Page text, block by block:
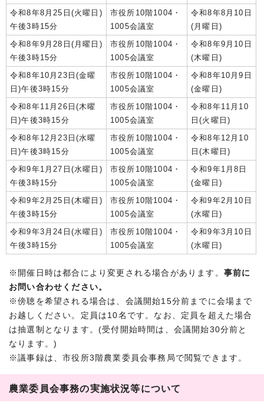
令和8年8月25日(火曜日)
午後3時15分
市役所10階1004・
1005会議室
令和8年8月10日
(月曜日)
令和8年9月28日(月曜日)
午後3時15分
市役所10階1004・
1005会議室
令和8年9月10日
(木曜日)
令和8年10月23日(金曜
日)午後3時15分
市役所10階1004・
1005会議室
令和8年10月9日
(金曜日)
令和8年11月26日(木曜
日)午後3時15分
市役所10階1004・
1005会議室
令和8年11月10
日(火曜日)
令和8年12月23日(水曜
日)午後3時15分
市役所10階1004・
1005会議室
令和8年12月10
日(木曜日)
令和9年1月27日(水曜日)
午後3時15分
市役所10階1004・
1005会議室
令和9年1月8日
(金曜日)
令和9年2月25日(木曜日)
午後3時15分
市役所10階1004・
1005会議室
令和9年2月10日
(水曜日)
令和9年3月24日(水曜日)
午後3時15分
市役所10階1004・
1005会議室
令和9年3月10日
(水曜日)
※開催日時は都合により変更される場合があります。 事前に
お問い合わせください。
※傍聴を希望される場合は、会議開始15分前までに会場まで
お越しください。定員は10名です。なお、定員を超えた場合
は抽選制となります。(受付開始時間は、会議開始30分前と
なります。)
※議事録は、市役所3階農業委員会事務局で閲覧できます。
農業委員会事務の実施状況等について